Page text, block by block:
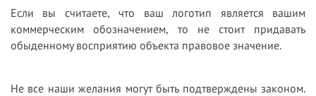
Если вы считаете, что ваш логотип является вашим
коммерческим обозначением, то не стоит придавать
обыденному восприятию объекта правовое значение.
Не все наши желания могут быть подтверждены законом.